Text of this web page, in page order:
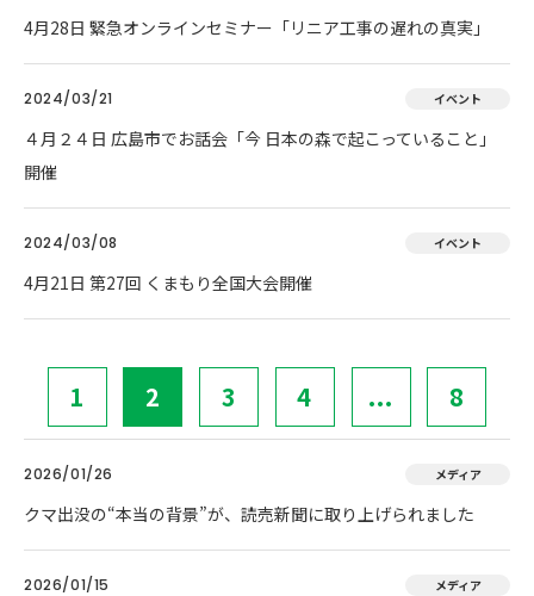
4月28日 緊急オンラインセミナー「リニア工事の遅れの真実」
2024/03/21 イベント
４月２４日 広島市でお話会「今 日本の森で起こっていること」
開催
2024/03/08 イベント
4月21日 第27回 くまもり全国大会開催
1 2 3 4 ... 8
2026/01/26 メディア
クマ出没の“本当の背景”が、読売新聞に取り上げられました
2026/01/15 メディア